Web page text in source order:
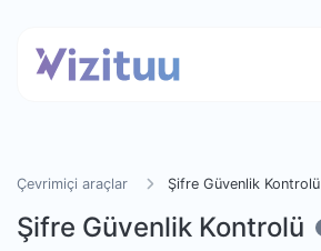
Çevrimiçi araçlar Şifre Güvenlik Kontrolü
Şifre Güvenlik Kontrolü